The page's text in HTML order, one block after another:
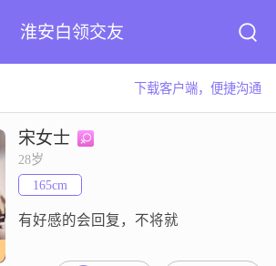
淮安白领交友
下载客户端，便捷沟通
宋女士
28岁
165cm
有好感的会回复，不将就